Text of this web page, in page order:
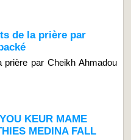
de la prière par
prière par Cheikh Ahmadou
KEUR MAME
MEDINA FALL